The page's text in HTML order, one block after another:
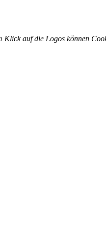
auf die Logos können